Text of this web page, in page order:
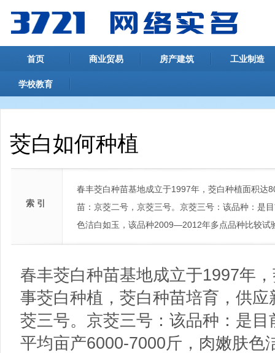
首页 商业贸易 房产建筑 工业制造
学校教育
茭白如何种植
索 引
春丰茭白种苗基地成立于1997年，茭白种植面积达
苗：京茭二号，京茭三号。京茭三号：该品种：是
色洁白如玉，该品种2009—2012年多点品种比较试
春丰茭白种苗基地成立于1997年
事茭白种植，茭白种苗培育，供
茭三号。京茭三号：该品种：是
平均亩产6000-7000斤，肉嫩肤